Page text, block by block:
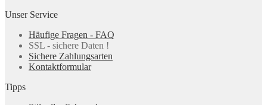
Unser Service
Häufige Fragen - FAQ
SSL - sichere Daten !
Sichere Zahlungsarten
Kontaktformular
Tipps